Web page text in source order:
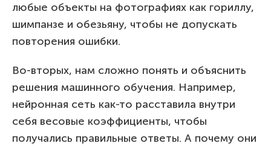
любые объекты на фотографиях как гориллу,
шимпанзе и обезьяну, чтобы не допускать
повторения ошибки.
Во-вторых, нам сложно понять и объяснить
решения машинного обучения. Например,
нейронная сеть как-то расставила внутри
себя весовые коэффициенты, чтобы
получались правильные ответы. А почему они